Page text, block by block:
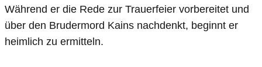
Während er die Rede zur Trauerfeier vorbereitet und
über den Brudermord Kains nachdenkt, beginnt er
heimlich zu ermitteln.